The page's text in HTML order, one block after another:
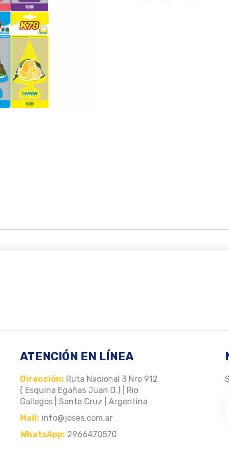
ATENCIÓN EN LÍNEA
Dirección: Ruta Nacional 3 Nro 912
( Esquina Egañas Juan D.) | Rio
Gallegos | Santa Cruz | Argentina
Mail: info@joses.com.ar
WhatsApp: 2966470570